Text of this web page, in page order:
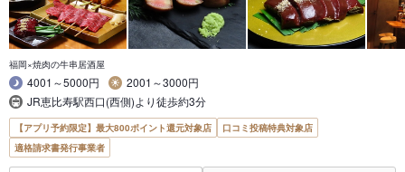
福岡×焼肉の牛串居酒屋
4001～5000円
2001～3000円
JR恵比寿駅西口(西側)より徒歩約3分
【アプリ予約限定】最大800ポイント還元対象店
口コミ投稿特典対象店
適格請求書発行事業者